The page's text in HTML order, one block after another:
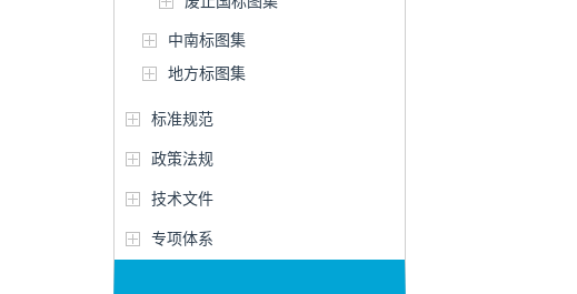
中南标图集
地方标图集
标准规范
政策法规
技术文件
专项体系